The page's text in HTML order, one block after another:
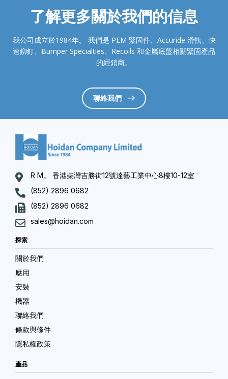
了解更多關於我們的信息
我公司成立於1984年。 我們是 PEM 緊固件、Accuride 滑軌、快
速鉚釘、Bumper Specialties、Recoils 和金屬底盤相關緊固產品
的經銷商。
聯絡我們
R M。 香港柴灣吉勝街12號達藝工業中心8樓10-12室
(852) 2896 0682
(852) 2896 0682
sales@hoidan.com
探索
關於我們
應用
安裝
機器
聯絡我們
條款與條件
隱私權政策
產品